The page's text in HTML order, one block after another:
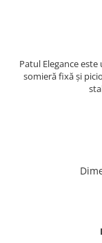
Patul Elegance
somieră fixă și